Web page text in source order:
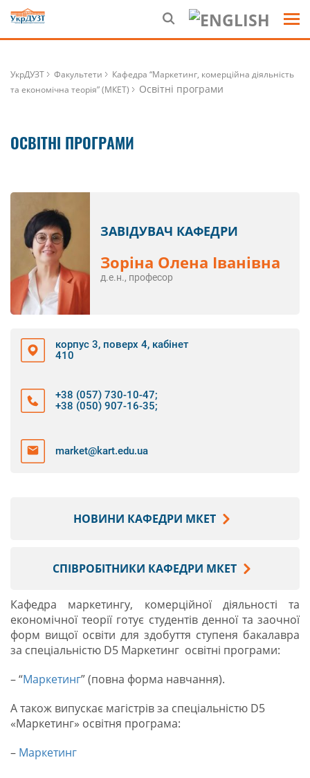
УкрДУЗТ Факультети
Кафедра “Маркетинг, комерційна діяльність
та економічна теорія” (МКЕТ)
Освітні програми
ОСВІТНІ ПРОГРАМИ
ЗАВІДУВАЧ КАФЕДРИ
Зоріна Олена Іванівна
д.е.н., професор
корпус 3, поверх 4, кабінет
410
+38 (057) 730-10-47;
+38 (050) 907-16-35;
market@kart.edu.ua
НОВИНИ КАФЕДРИ МКЕТ
СПІВРОБІТНИКИ КАФЕДРИ МКЕТ
Кафедра маркетингу, комерційної діяльності та
економічної теорії готує студентів денної та заочної
форм вищої освіти для здобуття ступеня бакалавра
за спеціальністю D5 Маркетинг освітні програми:
– “Маркетинг” (повна форма навчання).
А також випускає магістрів за спеціальністю D5
«Маркетинг» освітня програма:
– Маркетинг